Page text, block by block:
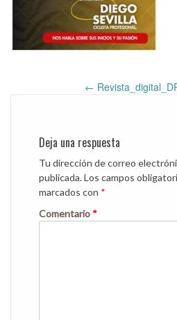
navigation
←
Deja una respuesta
Tu dirección de correo
publicada.Los campos
marcados con *
Comentario *